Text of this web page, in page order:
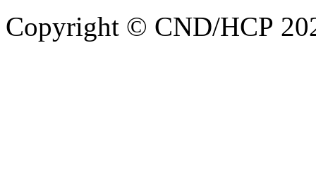
Copyright © CND/HCP